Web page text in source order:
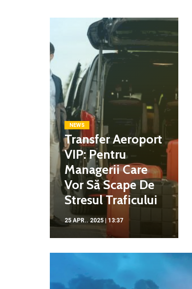
NEWS
Transfer Aeroport
VIP: Pentru
Managerii Care
Vor Să Scape De
Stresul Traficului
25 APR.. 2025 | 13:37